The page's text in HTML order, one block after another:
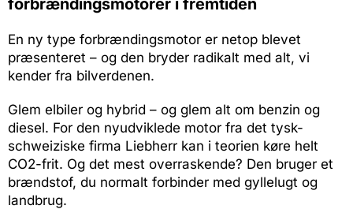
forbrændingsmotorer i fremtiden
En ny type forbrændingsmotor er netop blevet
præsenteret – og den bryder radikalt med alt, vi
kender fra bilverdenen.
Glem elbiler og hybrid – og glem alt om benzin og
diesel. For den nyudviklede motor fra det tysk-
schweiziske firma Liebherr kan i teorien køre helt
CO2-frit. Og det mest overraskende? Den bruger et
brændstof, du normalt forbinder med gyllelugt og
landbrug.